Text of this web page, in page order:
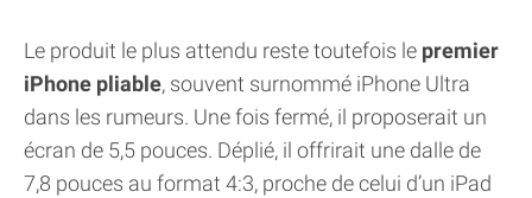
Le produit le plus attendu reste toutefois le premier
iPhone pliable, souvent surnommé iPhone Ultra
dans les rumeurs. Une fois fermé, il proposerait un
écran de 5,5 pouces. Déplié, il offrirait une dalle de
7,8 pouces au format 4:3, proche de celui d’un iPad